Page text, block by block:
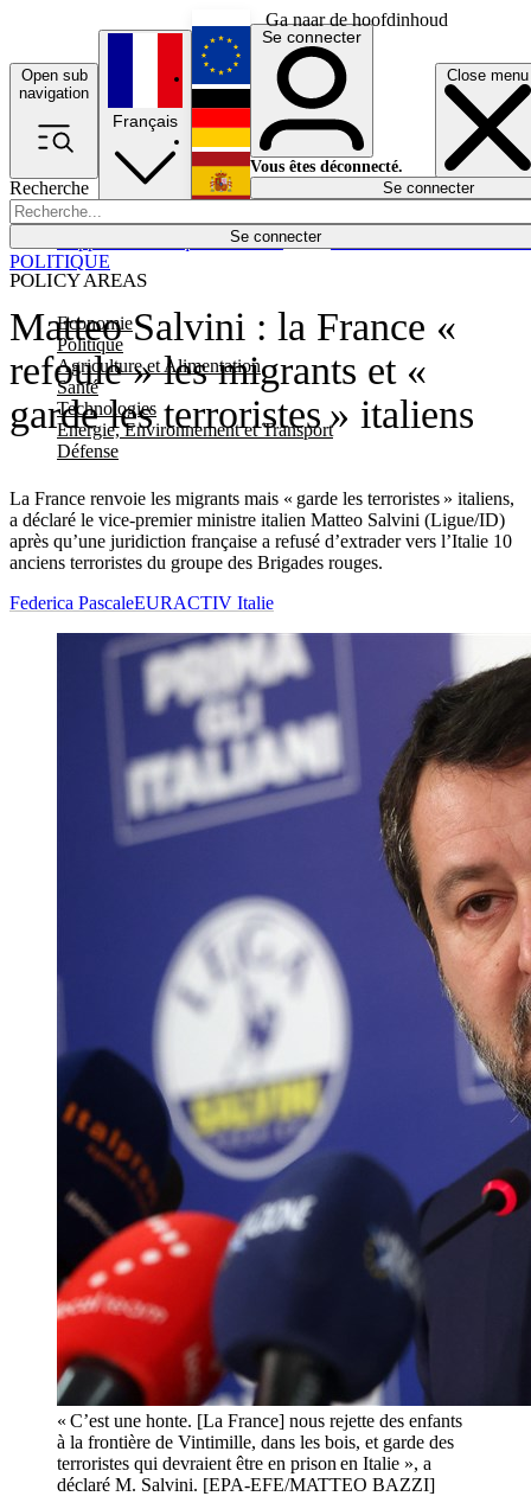
Ga naar de hoofdinhoud
Open sub
navigation
Close menu
Recherche
Se connecter
POLICY AREAS
Economie
Politique
Agriculture et Alimentation
Santé
Technologies
Energie, Environnement et Transport
Défense
Économie
Français
English
Deutsch
Español
Se connecter
Vous êtes déconnecté.
Se connecter
Matteo Salvini : la France «
refoule » les migrants et «
garde les terroristes » italiens
La France renvoie les migrants mais « garde les terroristes » italiens,
a déclaré le vice-premier ministre italien Matteo Salvini (Ligue/ID)
après qu’une juridiction française a refusé d’extrader vers l’Italie 10
anciens terroristes du groupe des Brigades rouges.
POLITIQUE
Federica PascaleEURACTIV Italie
« C’est une honte. [La France] nous rejette des enfants
à la frontière de Vintimille, dans les bois, et garde des
terroristes qui devraient être en prison en Italie », a
déclaré M. Salvini. [EPA-EFE/MATTEO BAZZI]